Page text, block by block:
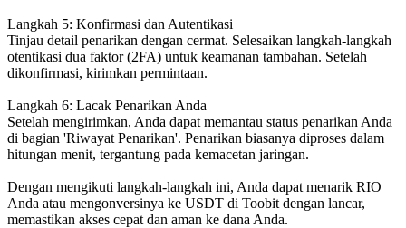
Langkah 5: Konfirmasi dan Autentikasi
Tinjau detail penarikan dengan cermat. Selesaikan langkah-langkah
otentikasi dua faktor (2FA) untuk keamanan tambahan. Setelah
dikonfirmasi, kirimkan permintaan.
Langkah 6: Lacak Penarikan Anda
Setelah mengirimkan, Anda dapat memantau status penarikan Anda
di bagian 'Riwayat Penarikan'. Penarikan biasanya diproses dalam
hitungan menit, tergantung pada kemacetan jaringan.
Dengan mengikuti langkah-langkah ini, Anda dapat menarik RIO
Anda atau mengonversinya ke USDT di Toobit dengan lancar,
memastikan akses cepat dan aman ke dana Anda.